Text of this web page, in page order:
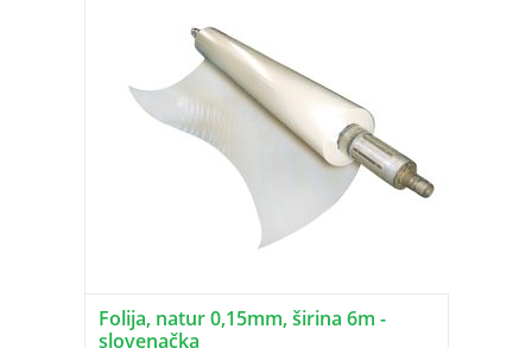
Folija, natur 0,15mm, širina 6m -
slovenačka